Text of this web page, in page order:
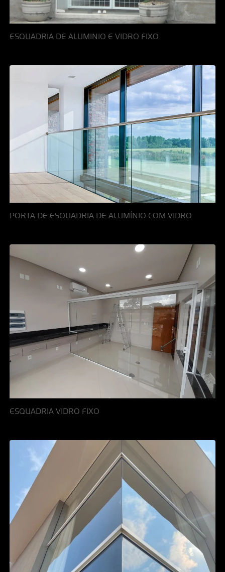
ESQUADRIA DE ALUMINIO E VIDRO FIXO
PORTA DE ESQUADRIA DE ALUMÍNIO COM VIDRO
ESQUADRIA VIDRO FIXO